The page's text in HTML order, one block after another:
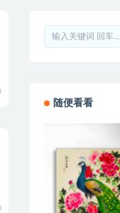
随便看看